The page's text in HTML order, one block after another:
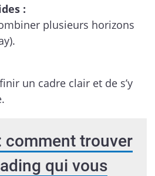
:
plusieurs horizons
un cadre clair et de s’y
comment trouver
qui vous